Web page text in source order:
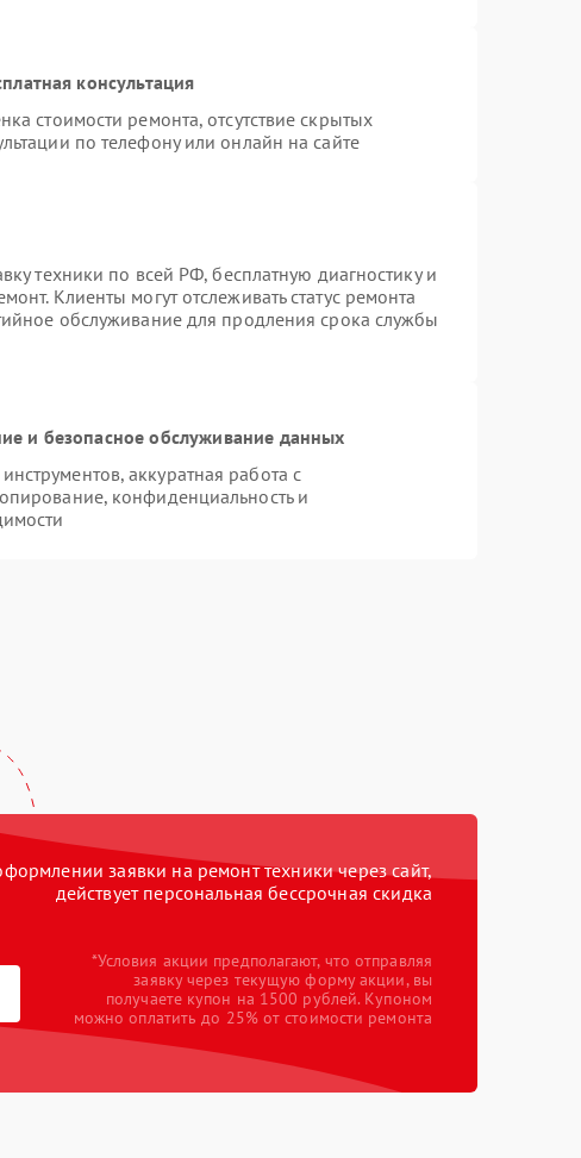
консультация
стоимости ремонта, отсутствие скрытых
по телефону или онлайн на сайте
техники по всей РФ, бесплатную диагностику и
Клиенты могут отслеживать статус ремонта
обслуживание для продления срока службы
и безопасное обслуживание данных
аккуратная работа с
конфиденциальность и
заявки на ремонт техники через сайт,
действует персональная бессрочная скидка
*Условия акции предполагают, что отправляя
заявку через текущую форму акции, вы
получаете купон на 1500 рублей. Купоном
можно оплатить до 25% от стоимости ремонта